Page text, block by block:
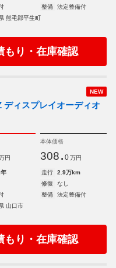
整備
法定整備付
熊毛郡平生町
もり・在庫確認
NEW
ディスプレイオーディオ
円
本体価格
308. 0 万円
走行
2.9万km
修復
なし
整備
法定整備付
山口市
もり・在庫確認